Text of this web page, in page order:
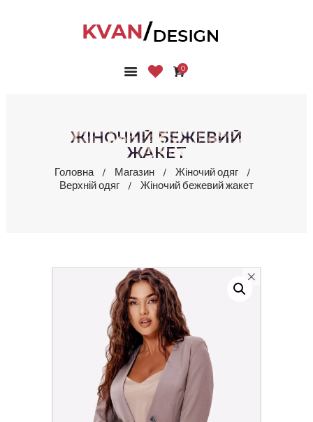
0
ЖІНОЧИЙ БЕЖЕВИЙ
ЖАКЕТ
Головна Магазин
Жіночий одяг
Верхній одяг
Жіночий бежевий жакет
ГОЛОВНА
ПРО НАС
КОНТАКТИ